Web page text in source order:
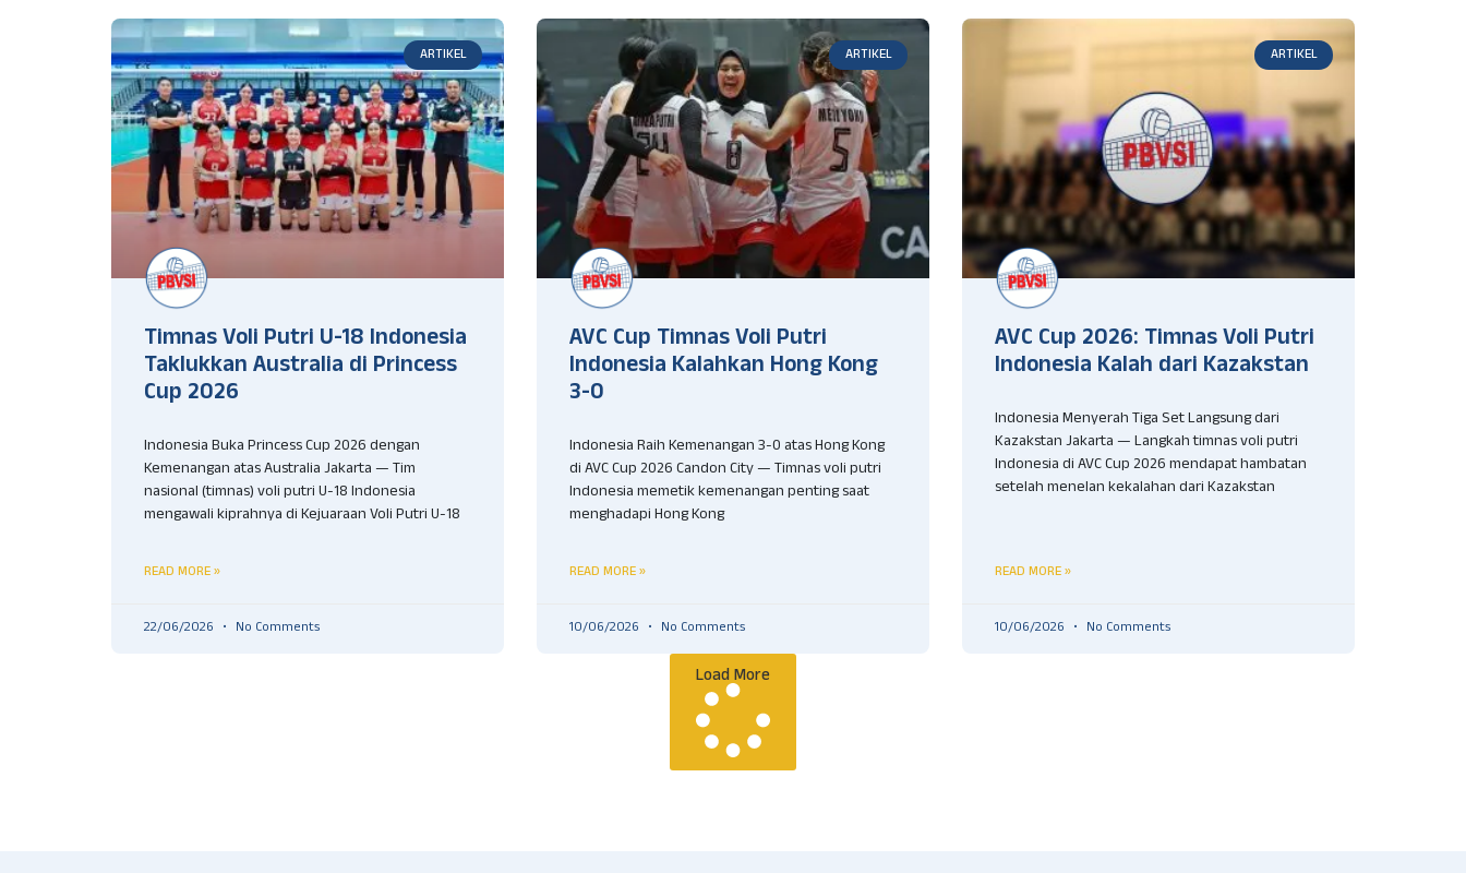
ARTIKEL
Timnas Voli Putri U-18 Indonesia
Taklukkan Australia di Princess
Cup 2026
Indonesia Buka Princess Cup 2026 dengan
Kemenangan atas Australia Jakarta — Tim
nasional (timnas) voli putri U-18 Indonesia
mengawali kiprahnya di Kejuaraan Voli Putri U-18
READ MORE »
22/06/2026 No Comments
ARTIKEL
AVC Cup Timnas Voli Putri
Indonesia Kalahkan Hong Kong
3-0
Indonesia Raih Kemenangan 3-0 atas Hong Kong
di AVC Cup 2026 Candon City — Timnas voli putri
Indonesia memetik kemenangan penting saat
menghadapi Hong Kong
READ MORE »
10/06/2026 No Comments
ARTIKEL
AVC Cup 2026: Timnas Voli Putri
Indonesia Kalah dari Kazakstan
Indonesia Menyerah Tiga Set Langsung dari
Kazakstan Jakarta — Langkah timnas voli putri
Indonesia di AVC Cup 2026 mendapat hambatan
setelah menelan kekalahan dari Kazakstan
READ MORE »
10/06/2026 No Comments
Load More